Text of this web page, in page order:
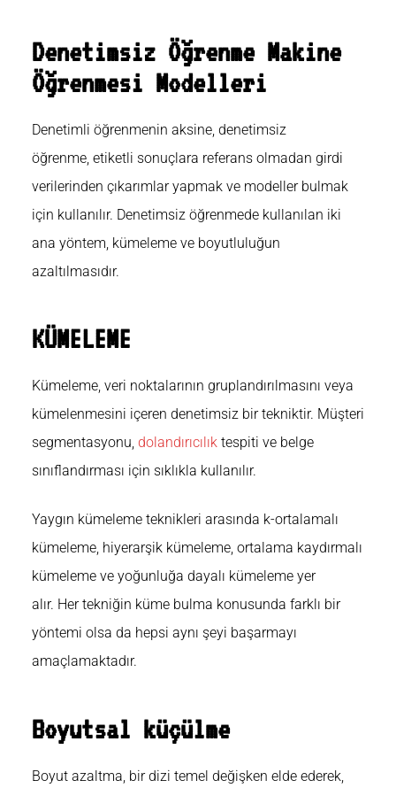
Denetimsiz Öğrenme Makine
Öğrenmesi Modelleri
Denetimli öğrenmenin aksine, denetimsiz
öğrenme, etiketli sonuçlara referans olmadan girdi
verilerinden çıkarımlar yapmak ve modeller bulmak
için kullanılır. Denetimsiz öğrenmede kullanılan iki
ana yöntem, kümeleme ve boyutluluğun
azaltılmasıdır.
KÜMELEME
Kümeleme, veri noktalarının gruplandırılmasını veya
kümelenmesini içeren denetimsiz bir tekniktir. Müşteri
segmentasyonu, dolandırıcılık tespiti ve belge
sınıflandırması için sıklıkla kullanılır.
Yaygın kümeleme teknikleri arasında k-ortalamalı
kümeleme, hiyerarşik kümeleme, ortalama kaydırmalı
kümeleme ve yoğunluğa dayalı kümeleme yer
alır. Her tekniğin küme bulma konusunda farklı bir
yöntemi olsa da hepsi aynı şeyi başarmayı
amaçlamaktadır.
Boyutsal küçülme
Boyut azaltma, bir dizi temel değişken elde ederek,